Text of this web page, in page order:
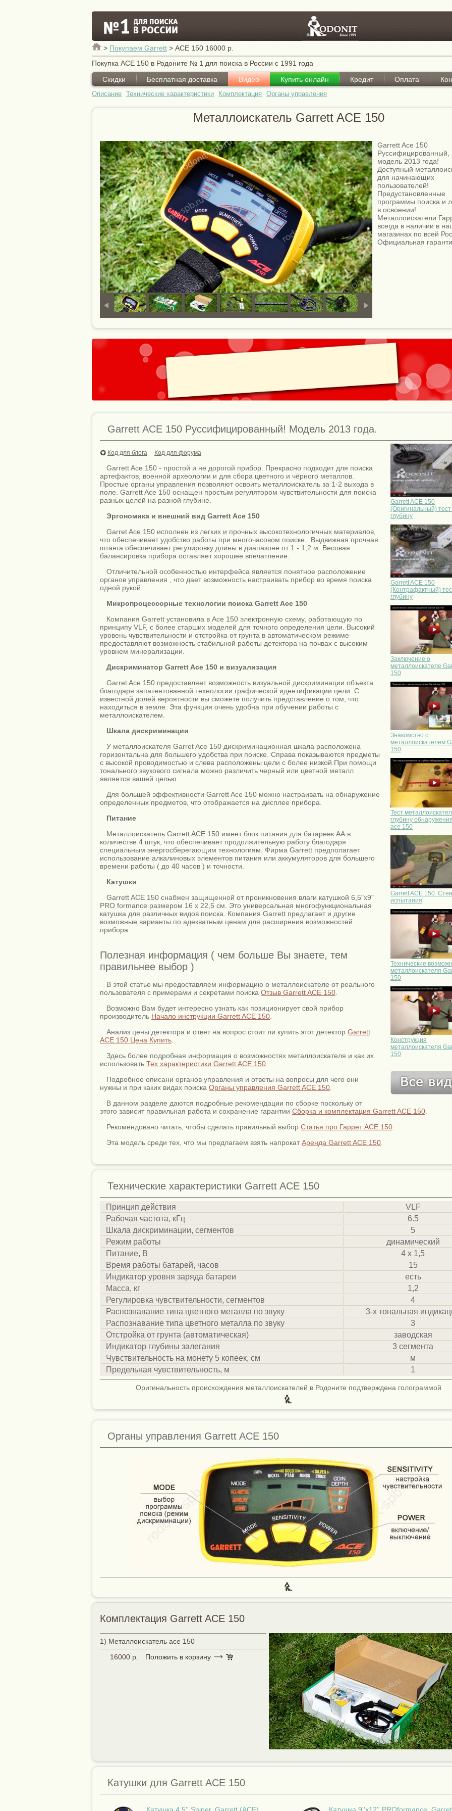
> Покупаем Garrett > ACE 150 16000 р.
Покупка ACE 150 в Родоните № 1 для поиска в России с 1991 года
Скидки
Бесплатная доставка Видео Купить онлайн Кредит Оплата
Описание Технические характеристики Комплектация Органы управления
Металлоискатель Garrett ACE 150
Garrett Ace 150
Руссифицированный,
модель 2013 года!
Доступный
для начинающих
пользователей!
Предустановленные
программы поиска и
в освоении!
Металлоискатели
всегда в наличии в
магазинах по всей
Официальная
Garrett ACE 150
(Оригинальный)
глубину
Garrett ACE 150
(Контрафактный)
глубину
Заключение о
металлоискателе
150
Знакомство с
металлоискателем
150
Тест
глубину
ace 150
Garrett ACE 150.
испытания
Технические
металлоискателя
150
Конструкция
металлоискателя
150
Garrett ACE 150 Руссифицированный! Модель 2013 года.
Код для блога Код для форума
Garrett Ace 150 - простой и не дорогой прибор. Прекрасно подходит для поиска
артефактов, военной археологии и для сбора цветного и чёрного металлов.
Простые органы управления позволяют освоить металлоискатель за 1-2 выхода в
поле. Garrett Ace 150 оснащен простым регулятором чувствительности для поиска
разных целей на разной глубине.
Эргономика и внешний вид Garrett Ace 150
Garret Ace 150 исполнен из легких и прочных высокотехнологичных материалов,
что обеспечивает удобство работы при многочасовом поиске. Выдвижная прочная
штанга обеспечивает регулировку длины в диапазоне от 1 - 1,2 м. Весовая
балансировка прибора оставляет хорошее впечатление.
Отличительной особенностью интерфейса является понятное расположение
органов управления , что дает возможность настраивать прибор во время поиска
одной рукой.
Микропроцессорные технологии поиска Garrett Ace 150
Компания Garrett установила в Ace 150 электронную схему, работающую по
принципу VLF, c более старших моделей для точного определения цели. Высокий
уровень чувствительности и отстройка от грунта в автоматическом режиме
предоставляют возможность стабильной работы детектора на почвах с высоким
уровнем минерализации.
Дискриминатор Garrett Ace 150 и визуализация
Garret Ace 150 предоставляет возможность визуальной дискриминации объекта
благодаря запатентованной технологии графической идентификации цели. С
известной долей вероятности вы сможете получить представление о том, что
находиться в земле. Эта функция очень удобна при обучении работы с
металлоискателем.
Шкала дискриминации
У металлоискателя Garret Ace 150 дискриминационная шкала расположена
горизонтальна для большего удобства при поиске. Справа показываются предметы
с высокой проводимостью и слева расположены цели с более низкой.При помощи
тонального звукового сигнала можно различить черный или цветной металл
является вашей целью.
Для большей эффективности Garrett Ace 150 можно настраивать на обнаружение
определенных предметов, что отображается на дисплее прибора.
Питание
Металлоискатель Garrett ACE 150 имеет блок питания для батареек АА в
количестве 4 штук, что обеспечивает продолжительную работу благодаря
специальным энергосберегающим технологиям. Фирма Garrett предполагает
использование алкалиновых элементов питания или аккумуляторов для большего
времени работы ( до 40 часов ) и точности.
Катушки
Garrett ACE 150 снабжен защищенной от проникновения влаги катушкой 6,5"x9"
PRO formance размером 16 х 22,5 см. Это универсальная многофункциональная
катушка для различных видов поиска. Компания Garrett предлагает и другие
возможные варианты по адекватным ценам для расширения возможностей
прибора.
Полезная информация ( чем больше Вы знаете, тем
правильнее выбор )
В этой статье мы предоставляем информацию о металлоискателе от реального
пользователя с примерами и секретами поиска Отзыв Garrett ACE 150
Возможно Вам будет интересно узнать как позиционирует свой прибор
производитель Начало инструкции Garrett ACE 150
Анализ цены детектора и ответ на вопрос стоит ли купить этот детектор Garrett
ACE 150 Цена Купить
Здесь более подробная информация о возможностях металлоискателя и как их
использовать Тех характеристики Garrett ACE 150
Подробное описани органов управления и ответы на вопросы для чего они
нужны и при каких видах поиска Органы управления Garrett ACE 150
В данном разделе даются подробные рекомендации по сборке поскольку от
этого зависит правильная работа и сохранение гарантии Сборка и комплектация Garrett ACE 150
Рекомендовано читать, чтобы сделать правильный выбор Статья про Гаррет АСЕ 150
Эта модель среди тех, что мы предлагаем взять напрокат Аренда Garrett ACE 150
Технические характеристики Garrett ACE 150
Принцип действия
VLF
Рабочая частота, кГц
6.5
Шкала дискриминации, сегментов
5
Режим работы
динамический
Питание, В
4 х 1,5
Время работы батарей, часов
15
Индикатор уровня заряда батареи
есть
Масса, кг
1,2
Регулировка чувствительности, сегментов
4
Распознавание типа цветного металла по звуку
3-х тональная
Распознавание типа цветного металла по звуку
3
Отстройка от грунта (автоматическая)
заводская
Индикатор глубины залегания
3 сегмента
Чувствительность на монету 5 копеек, см
м
Предельная чувствительность, м
1
Оригинальность происхождения металлоискателей в Родоните подтверждена голограммой
Органы управления Garrett ACE 150
Комплектация Garrett ACE 150
1) Металлоискатель ace 150
16000 р.
Положить в корзину
Катушки для Garrett ACE 150
Катушка 4,5'' Sniper, Garrett (ACE). Катушка 9''x12'' PROformance,